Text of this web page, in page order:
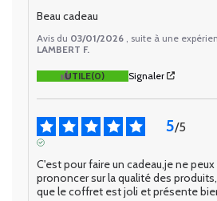
Beau cadeau
Avis du 03/01/2026 , suite à une
LAMBERT F.
UTILE(0) Signaler
5/5
C'est pour faire un cadeau,je ne
prononcer sur la qualité des
que le coffret est joli et présente